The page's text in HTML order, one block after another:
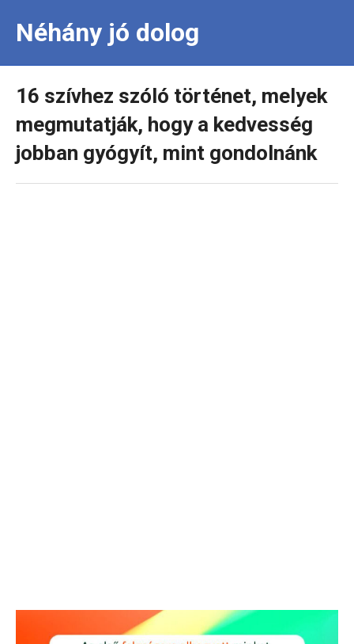
Néhány jó dolog
16 szívhez szóló történet, melyek
megmutatják, hogy a kedvesség
jobban gyógyít, mint gondolnánk